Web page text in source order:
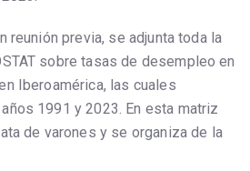
reunión previa, se adjunta toda la
sobre tasas de desempleo en
Iberoamérica, las cuales
1991 y 2023. En esta matriz
de varones y se organiza de la